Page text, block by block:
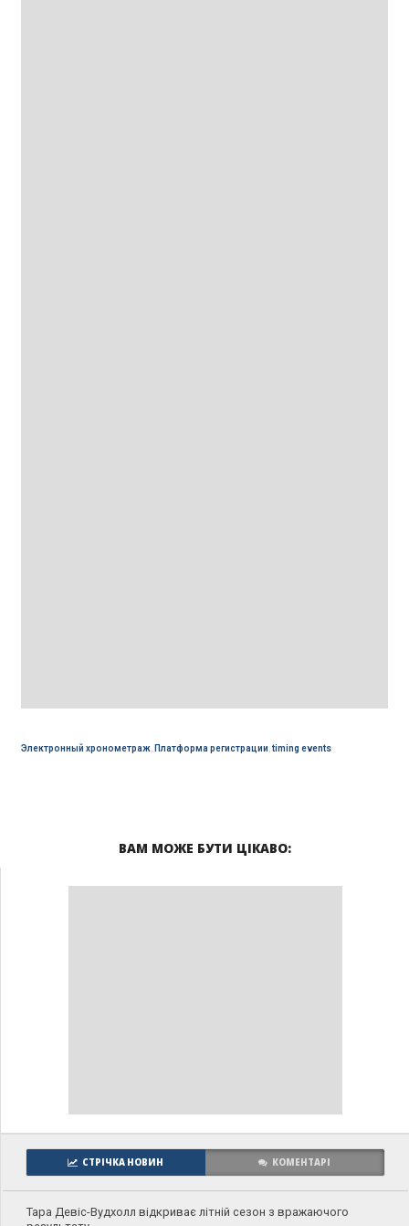
Электронный хронометраж, Платформа регистрации,timing events
ВАМ МОЖЕ БУТИ ЦІКАВО:
СТРІЧКА НОВИН КОМЕНТАРІ
Тара Девіс-Вудхолл відкриває літній сезон з вражаючого